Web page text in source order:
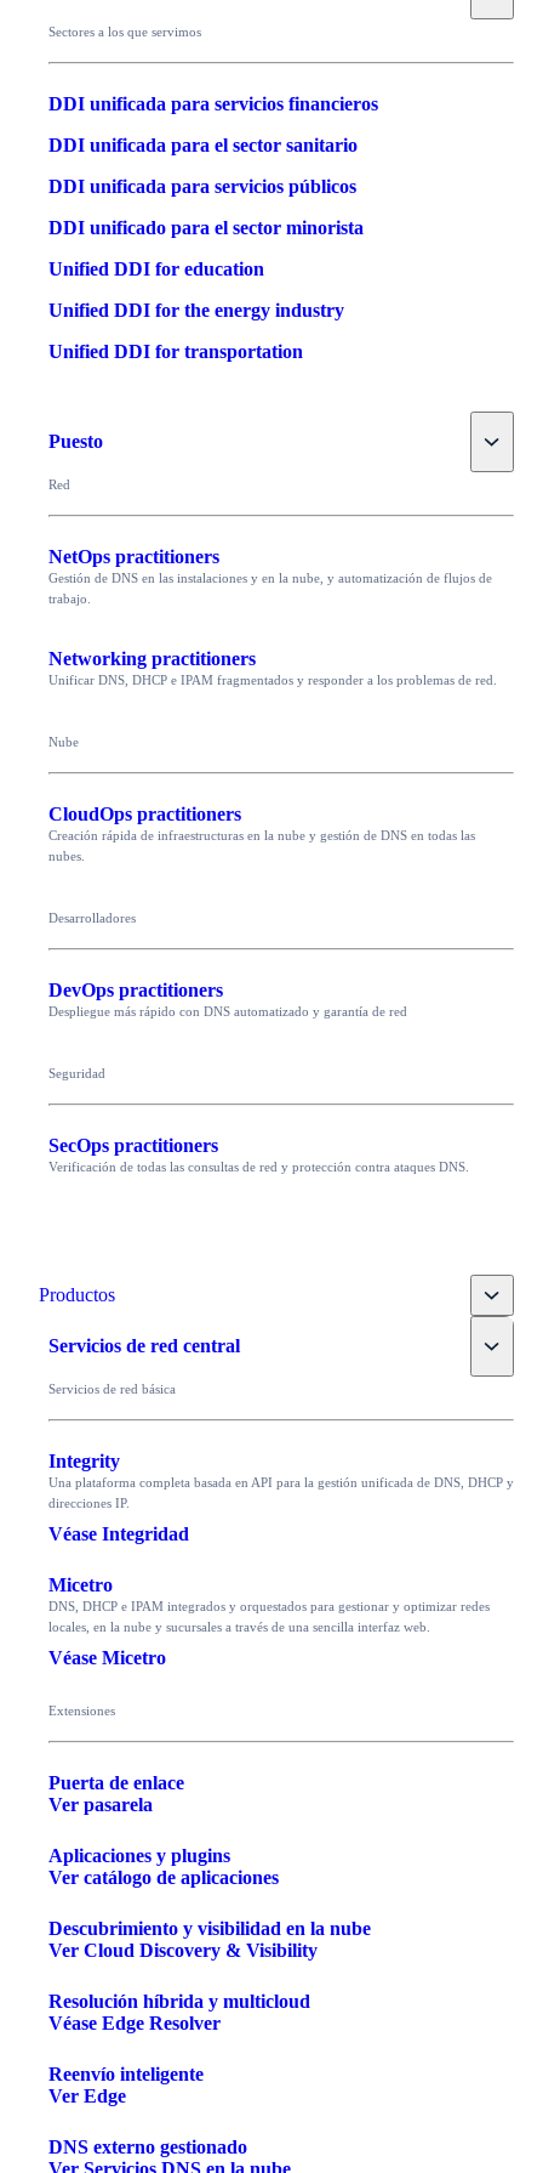
Sectores a los que servimos
DDI unificada para servicios financieros
DDI unificada para el sector sanitario
DDI unificada para servicios públicos
DDI unificado para el sector minorista
Unified DDI for education
Unified DDI for the energy industry
Unified DDI for transportation
Puesto Toggle
Red
NetOps practitioners
Gestión de DNS en las instalaciones y en la nube, y automatización de flujos de
trabajo.
Networking practitioners
Unificar DNS, DHCP e IPAM fragmentados y responder a los problemas de red.
Nube
CloudOps practitioners
Creación rápida de infraestructuras en la nube y gestión de DNS en todas las
nubes.
Desarrolladores
DevOps practitioners
Despliegue más rápido con DNS automatizado y garantía de red
Seguridad
SecOps practitioners
Verificación de todas las consultas de red y protección contra ataques DNS.
Productos Toggle
Servicios de red central Toggle
Servicios de red básica
Integrity
Una plataforma completa basada en API para la gestión unificada de DNS, DHCP y
direcciones IP.
Véase Integridad
Micetro
DNS, DHCP e IPAM integrados y orquestados para gestionar y optimizar redes
locales, en la nube y sucursales a través de una sencilla interfaz web.
Véase Micetro
Extensiones
Puerta de enlace
Ver pasarela
Aplicaciones y plugins
Ver catálogo de aplicaciones
Descubrimiento y visibilidad en la nube
Ver Cloud Discovery & Visibility
Resolución híbrida y multicloud
Véase Edge Resolver
Reenvío inteligente
Ver Edge
DNS externo gestionado
Ver Servicios DNS en la nube